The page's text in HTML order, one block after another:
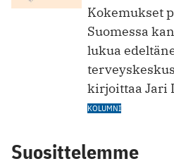
Kokemukset
Suomessa
lukua
kirjoittaa Jari
KOLUMNI
Suosittelemme